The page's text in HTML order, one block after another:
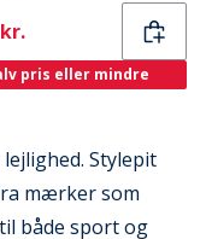
pris eller mindre
Stylepit
mærker som
både sport og